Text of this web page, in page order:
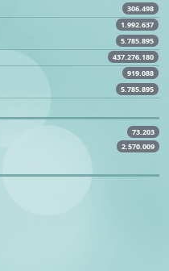
306.498
1.992.637
5.785.895
437.276.180
919.088
5.785.895
73.203
2.570.009